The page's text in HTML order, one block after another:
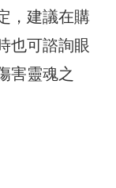
，建議在購
也可諮詢眼
害靈魂之